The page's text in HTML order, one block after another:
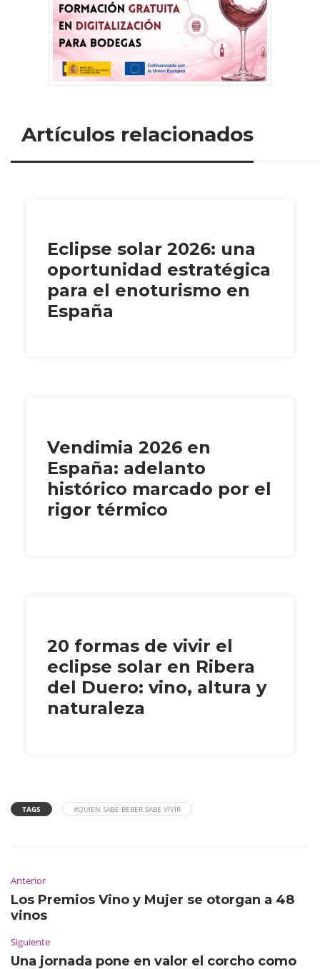
Artículos relacionados
Eclipse solar 2026: una
oportunidad estratégica
para el enoturismo en
España
Vendimia 2026 en
España: adelanto
histórico marcado por el
rigor térmico
20 formas de vivir el
eclipse solar en Ribera
del Duero: vino, altura y
naturaleza
TAGS #QUIEN SABE BEBER SABE VIVIR
Anterior
Los Premios Vino y Mujer se otorgan a 48
vinos
Siguiente
Una jornada pone en valor el corcho como